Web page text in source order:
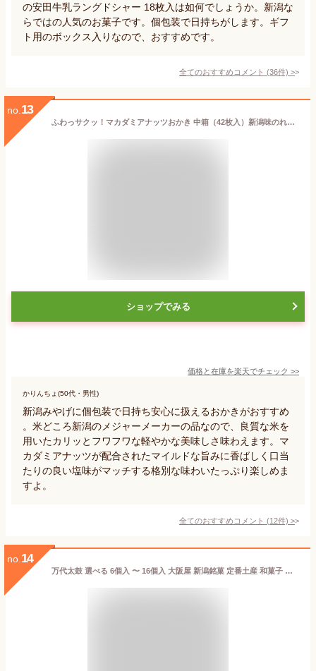
の安田牛乳ラングドシャー 18枚入は如何でしょうか。新潟な
らではの人気のお菓子です。個包装で日持ちがします。ギフ
ト用のボックス入りなので、おすすめです。
全てのおすすめコメント (36件) >
no. 13
ふわっサクッ！マカダミアナッツおかき 中箱（42枚入）新潟味のれん本舗【外はサクッと中はふんわ〜り】【岩塚製菓/米菓/菓子/おせんべい/大豆入】【お土産/手土産/プレゼント/ギフトに！贈り物】【送料無料】 お中元
ショップでみる
価格と在庫を楽天でチェック >>
かりんちょ(50代・男性)
新潟みやげに個包装で日持ち安心に扱えるおかきがおすすめ
。米どころ新潟のメジャーメーカーの品なので、良質な米を
用いたカリッとフワフワな軽やかな美味しさ味わえます。マ
カダミアナッツが配合されたマイルドな旨みに香ばしく口当
たりの良い塩味がマッチする格別な味わいたっぷり楽しめま
すよ。
全てのおすすめコメント (12件) >
no. 14
万代太鼓 選べる 6個入 〜 16個入 大阪屋 新潟銘菓 定番土産 和菓子 洋菓子 バームクーヘン スイーツ 老舗 新潟県 生産者直送 お取り寄せ ギフト プレゼント 贈り物 送料無料